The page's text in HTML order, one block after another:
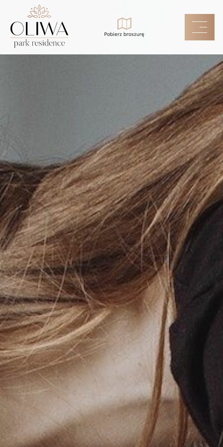
Pobierz broszurę